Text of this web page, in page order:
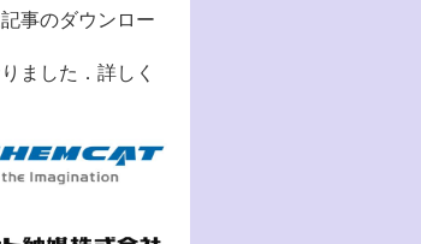
事のダウンロー
ました．詳しく